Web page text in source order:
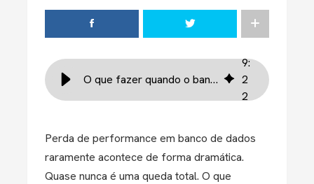
O que fazer quando o banco de dados perde performance?
9:
2
2
Perda de performance em banco de dados
raramente acontece de forma dramática.
Quase nunca é uma queda total. O que